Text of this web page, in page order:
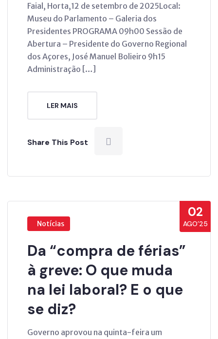
Faial, Horta,12 de setembro de 2025Local:
Museu do Parlamento – Galeria dos
Presidentes PROGRAMA 09h00 Sessão de
Abertura – Presidente do Governo Regional
dos Açores, José Manuel Bolieiro 9h15
Administração […]
LER MAIS
Share This Post
02
AGO’25
Notícias
Da “compra de férias”
à greve: O que muda
na lei laboral? E o que
se diz?
Governo aprovou na quinta-feira um